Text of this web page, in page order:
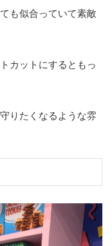
も似合っていて素敵
カットにするともっ
りたくなるような雰